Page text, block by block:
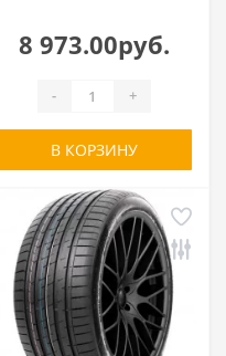
8 973.00руб.
- +
В КОРЗИНУ